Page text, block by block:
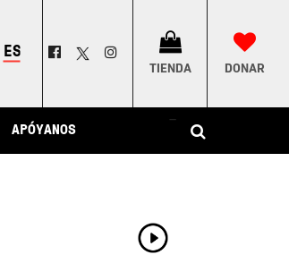
ESPAÑOL
TIENDA DONAR
APÓYANOS
–